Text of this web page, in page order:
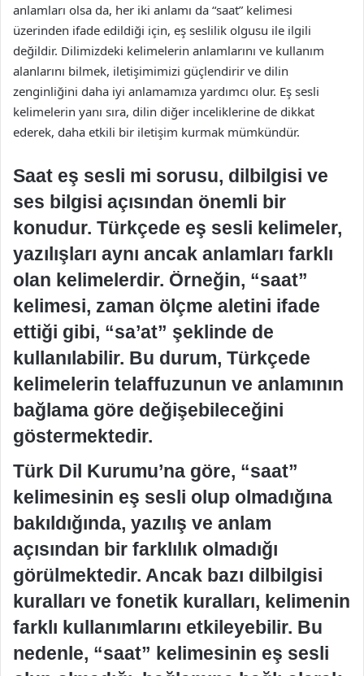
anlamları olsa da, her iki anlamı da “saat” kelimesi
üzerinden ifade edildiği için, eş seslilik olgusu ile ilgili
değildir. Dilimizdeki kelimelerin anlamlarını ve kullanım
alanlarını bilmek, iletişimimizi güçlendirir ve dilin
zenginliğini daha iyi anlamamıza yardımcı olur. Eş sesli
kelimelerin yanı sıra, dilin diğer inceliklerine de dikkat
ederek, daha etkili bir iletişim kurmak mümkündür.
Saat eş sesli mi sorusu, dilbilgisi ve
ses bilgisi açısından önemli bir
konudur. Türkçede eş sesli kelimeler,
yazılışları aynı ancak anlamları farklı
olan kelimelerdir. Örneğin, “saat”
kelimesi, zaman ölçme aletini ifade
ettiği gibi, “sa’at” şeklinde de
kullanılabilir. Bu durum, Türkçede
kelimelerin telaffuzunun ve anlamının
bağlama göre değişebileceğini
göstermektedir.
Türk Dil Kurumu’na göre, “saat”
kelimesinin eş sesli olup olmadığına
bakıldığında, yazılış ve anlam
açısından bir farklılık olmadığı
görülmektedir. Ancak bazı dilbilgisi
kuralları ve fonetik kuralları, kelimenin
farklı kullanımlarını etkileyebilir. Bu
nedenle, “saat” kelimesinin eş sesli